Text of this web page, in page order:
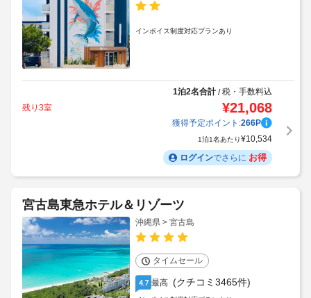
インボイス制度対応プランあり
1泊2名合計/税・手数料込
残り3室
¥21,068
獲得予定ポイント:266P
1泊1名あたり¥10,534
ログインでさらに お得
宮古島東急ホテル＆リゾーツ
沖縄県 > 宮古島
タイムセール
4.7 最高 (クチコミ3465件)